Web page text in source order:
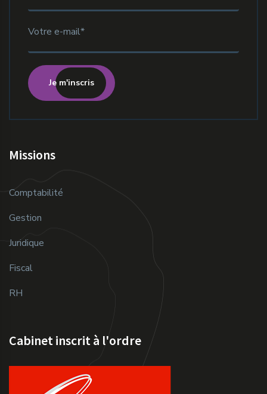
Je m'inscris
Missions
Comptabilité
Gestion
Juridique
Fiscal
RH
Cabinet inscrit à l'ordre